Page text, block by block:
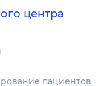
центра
пациентов